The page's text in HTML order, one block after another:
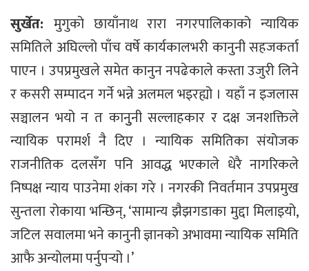
सुर्खेत: मुगुको छायाँनाथ रारा नगरपालिकाको न्यायिक
समितिले अघिल्लो पाँच वर्षे कार्यकालभरी कानुनी सहजकर्ता
पाएन । उपप्रमुखले समेत कानुन नपढेकाले कस्ता उजुरी लिने
र कसरी सम्पादन गर्ने भन्ने अलमल भइरह्यो । यहाँ न इजलास
सञ्चालन भयो न त कानुुनी सल्लाहकार र दक्ष जनशक्तिले
न्यायिक परामर्श नै दिए । न्यायिक समितिका संयोजक
राजनीतिक दलसँग पनि आवद्ध भएकाले धेरै नागरिकले
निष्पक्ष न्याय पाउनेमा शंका गरे । नगरकी निवर्तमान उपप्रमुख
सुन्तला रोकाया भन्छिन्, ‘सामान्य झैझगडाका मुद्दा मिलाइयो,
जटिल सवालमा भने कानुनी ज्ञानको अभावमा न्यायिक समिति
आफै अन्योलमा पर्नुपर्‍यो ।’